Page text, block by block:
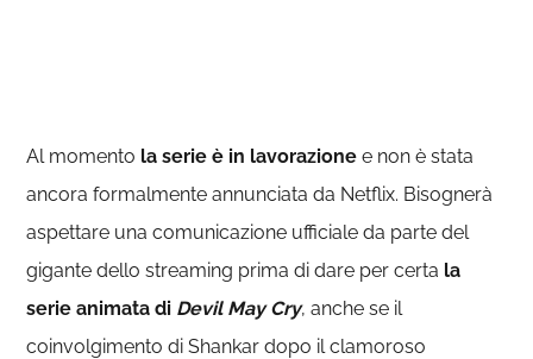
Al momento la serie è in lavorazione e non è stata
ancora formalmente annunciata da Netflix. Bisognerà
aspettare una comunicazione ufficiale da parte del
gigante dello streaming prima di dare per certa la
serie animata di Devil May Cry, anche se il
coinvolgimento di Shankar dopo il clamoroso